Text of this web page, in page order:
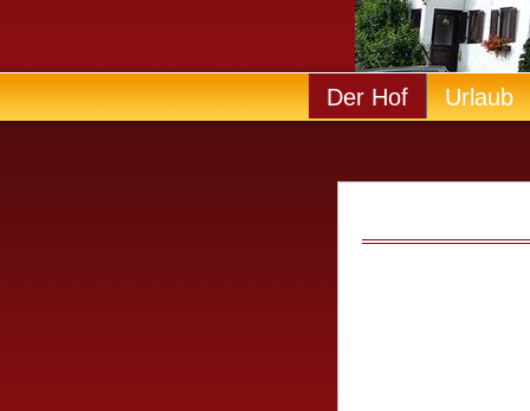
Der Hof Urlaub